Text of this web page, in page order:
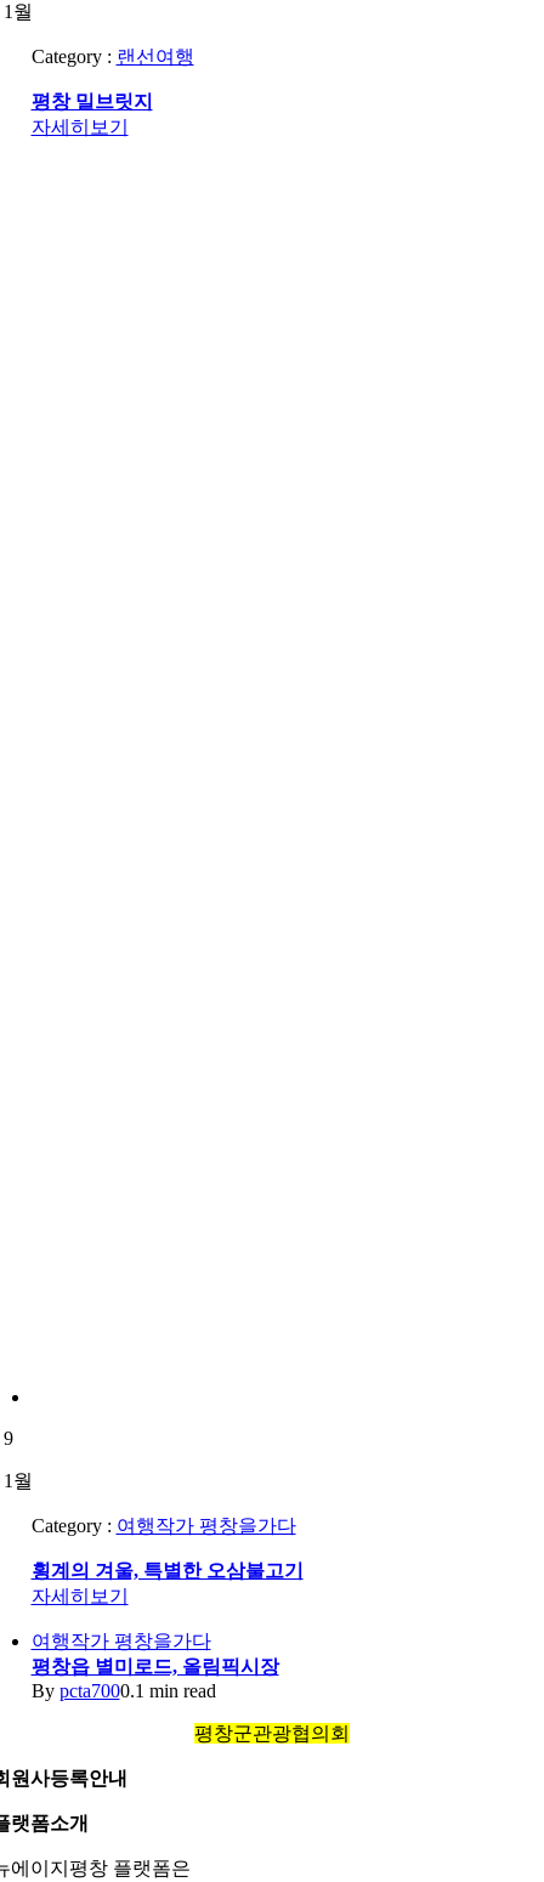
1월
Category : 랜선여행
평창 밀브릿지
자세히보기
9
1월
Category : 여행작가 평창을가다
횡계의 겨울, 특별한 오삼불고기
자세히보기
여행작가 평창을가다
평창읍 별미로드, 올림픽시장
By pcta7000.1 min read
평창군관광협의회
원사등록안내
랫폼소개
에이지평창 플랫폼은